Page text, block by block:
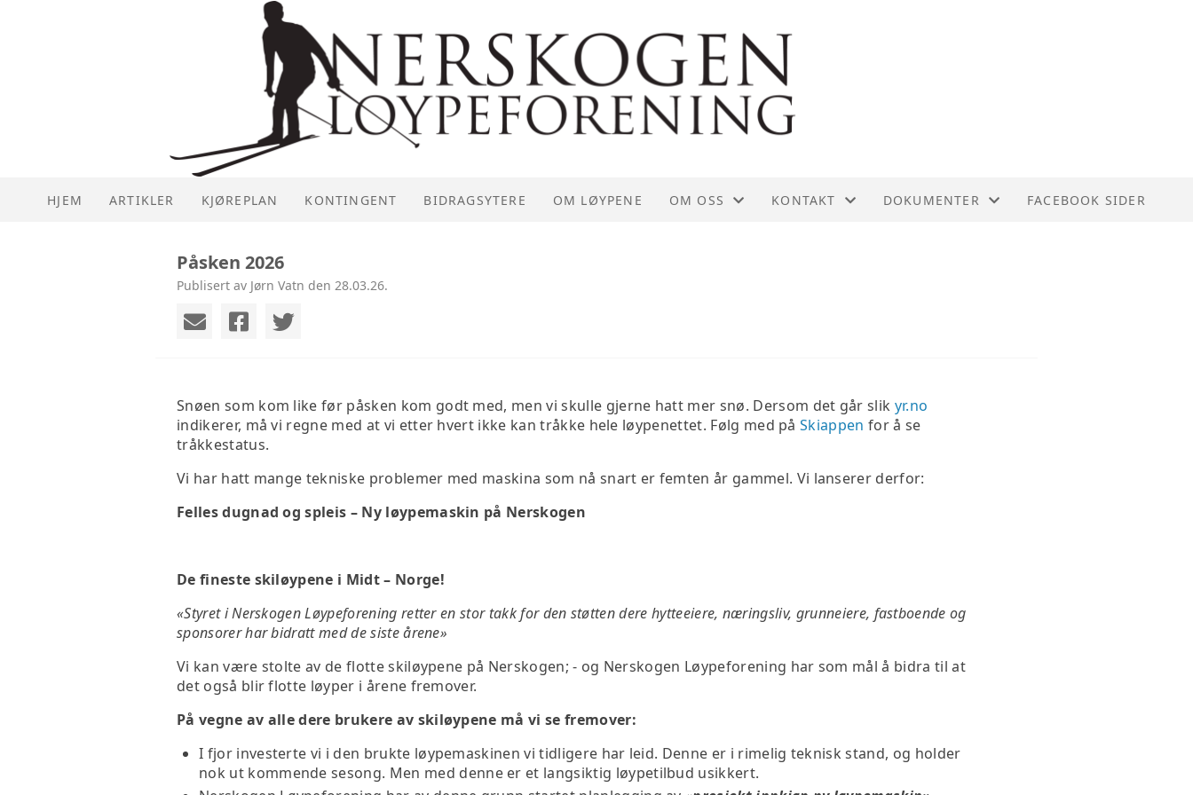
HJEM ARTIKLER KJØREPLAN KONTINGENT BIDRAGSYTERE OM LØYPENE OM OSS KONTAKT DOKUMENTER FACEBOOK SIDER
Påsken 2026
Publisert av Jørn Vatn den 28.03.26.
Snøen som kom like før påsken kom godt med, men vi skulle gjerne hatt mer snø. Dersom det går slik yr.no
indikerer, må vi regne med at vi etter hvert ikke kan tråkke hele løypenettet. Følg med påSkiappen for å se
tråkkestatus.
Vi har hatt mange tekniske problemer med maskina som nå snart er femten år gammel. Vi lanserer derfor:
Felles dugnad og spleis – Ny løypemaskin på Nerskogen
De fineste skiløypene i Midt – Norge!
«Styret i Nerskogen Løypeforening retter en stor takk for den støtten dere hytteeiere, næringsliv, grunneiere, fastboende og
sponsorer har bidratt med de siste årene»
Vi kan være stolte av de flotte skiløypene på Nerskogen; - og Nerskogen Løypeforening har som mål å bidra til at
det også blir flotte løyper i årene fremover.
På vegne av alle dere brukere av skiløypene må vi se fremover:
I fjor investerte vi i den brukte løypemaskinen vi tidligere har leid. Denne er i rimelig teknisk stand, og holder
nok ut kommende sesong. Men med denne er et langsiktig løypetilbud usikkert.